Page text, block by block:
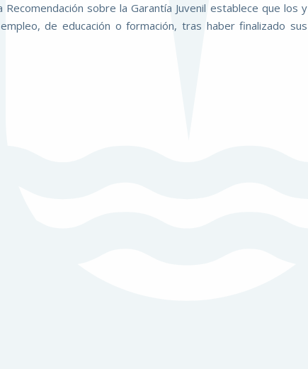
sobre la Garantía Juvenil establece que los y
de educación o formación, tras haber finalizado sus